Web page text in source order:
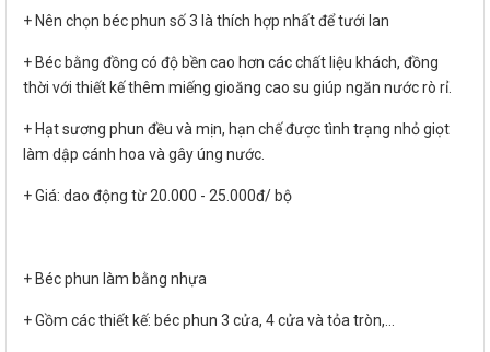
+ Nên chọn béc phun số 3 là thích hợp nhất để tưới lan
+ Béc bằng đồng có độ bền cao hơn các chất liệu khách, đồng
thời với thiết kế thêm miếng gioăng cao su giúp ngăn nước rò rỉ.
+ Hạt sương phun đều và mịn, hạn chế được tình trạng nhỏ giọt
làm dập cánh hoa và gây úng nước.
+ Giá: dao động từ 20.000 - 25.000đ/ bộ
+ Béc phun làm bằng nhựa
+ Gồm các thiết kế: béc phun 3 cửa, 4 cửa và tỏa tròn,...